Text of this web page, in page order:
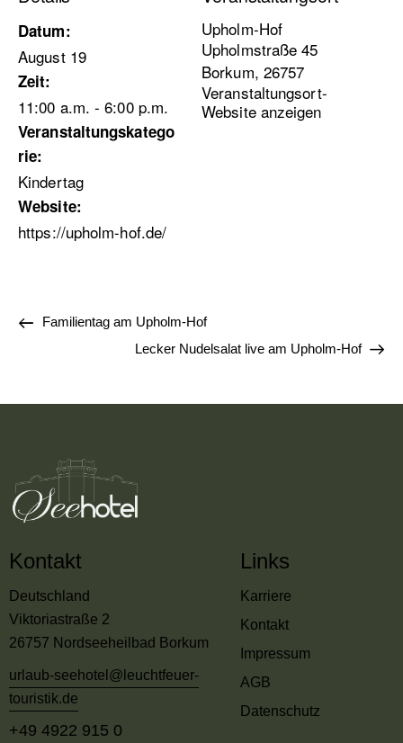
Datum:
August 19
Zeit:
11:00 a.m. - 6:00 p.m.
Veranstaltungskatego
rie:
Kindertag
Website:
https://upholm-hof.de/
Upholm-Hof
Upholmstraße 45
Borkum, 26757
Veranstaltungsort-
Website anzeigen
Familientag am Upholm-Hof
Lecker Nudelsalat live am Upholm-Hof
Kontakt
Deutschland
Viktoriastraße 2
26757 Nordseeheilbad Borkum
urlaub-seehotel@leuchtfeuer-
touristik.de
+49 4922 915 0
Links
Karriere
Kontakt
Impressum
AGB
Datenschutz